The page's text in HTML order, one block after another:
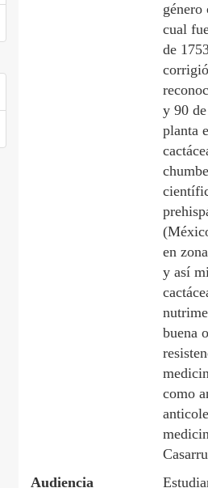
cual
de
y 90
planta
en
y así
buena
como
Audiencia